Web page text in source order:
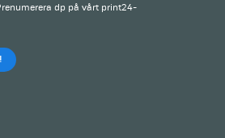
dp på vårt print24-